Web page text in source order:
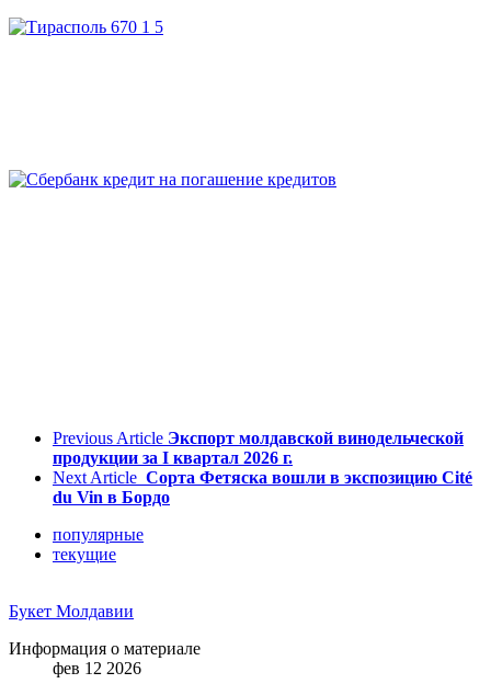
Previous Article Экспорт молдавской винодельческой
продукции за I квартал 2026 г.
Next Article Сорта Фетяска вошли в экспозицию Cité
du Vin в Бордо
популярные
текущие
Букет Молдавии
Информация о материале
фев 12 2026